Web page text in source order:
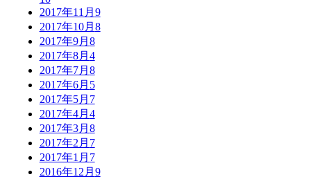
2017年11月 9
2017年10月 8
2017年9月 8
2017年8月 4
2017年7月 8
2017年6月 5
2017年5月 7
2017年4月 4
2017年3月 8
2017年2月 7
2017年1月 7
2016年12月 9